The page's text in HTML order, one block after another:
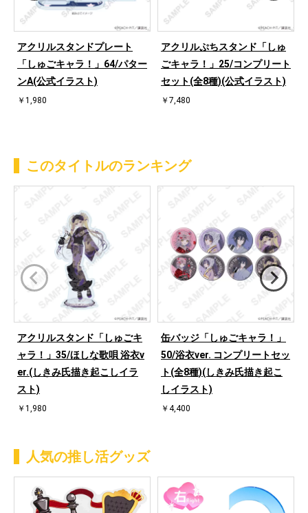
アクリルスタンドプレート
「しゅごキャラ！」64/パター
ンA(公式イラスト)
￥1,980
アクリルぷちスタンド「しゅ
ごキャラ！」25/コンプリート
セット(全8種)(公式イラスト)
￥7,480
このタイトルのランキング
アクリルスタンド「しゅごキ
ャラ！」35/ほしな歌唄 浴衣v
er.(しきみ氏描き起こしイラ
スト)
￥1,980
缶バッジ「しゅごキャラ！」
50/浴衣ver. コンプリートセッ
ト(全8種)(しきみ氏描き起こ
しイラスト)
￥4,400
人気の推し活グッズ